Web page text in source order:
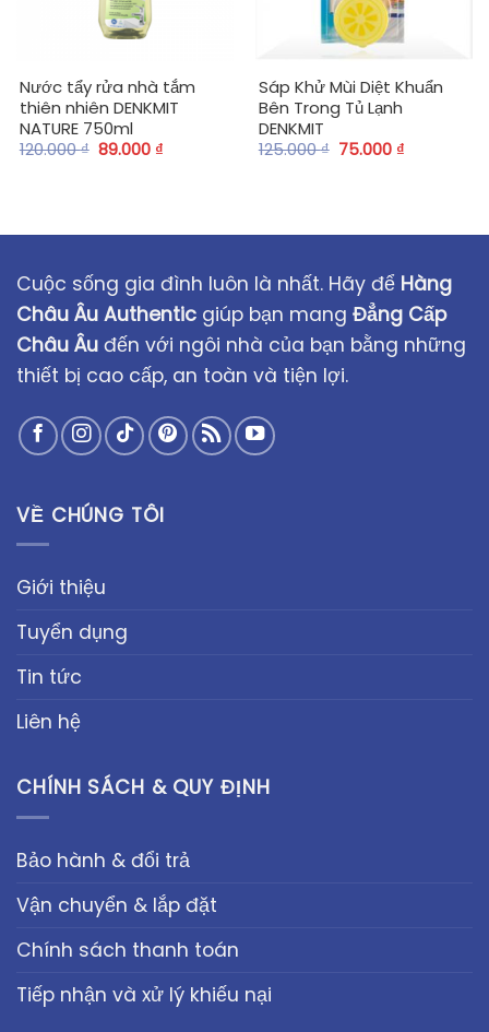
Nước tẩy rửa nhà tắm
thiên nhiên DENKMIT
NATURE 750ml
120.000₫ 89.000 ₫
Sáp Khử Mùi Diệt Khuẩn
Bên Trong Tủ Lạnh
DENKMIT
125.000₫ 75.000 ₫
Cuộc sống gia đình luôn là nhất. Hãy để Hàng
Châu Âu Authentic giúp bạn mang Đẳng Cấp
Châu Âu đến với ngôi nhà của bạn bằng những
thiết bị cao cấp, an toàn và tiện lợi.
VỀ CHÚNG TÔI
Giới thiệu
Tuyển dụng
Tin tức
Liên hệ
CHÍNH SÁCH & QUY ĐỊNH
Bảo hành & đổi trả
Vận chuyển & lắp đặt
Chính sách thanh toán
Tiếp nhận và xử lý khiếu nại